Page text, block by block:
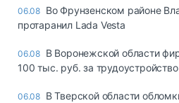
06.08 Во Фрунзенском районе
протаранил Lada Vesta
06.08 В Воронежской области
100 тыс. руб. за
06.08 В Тверской области